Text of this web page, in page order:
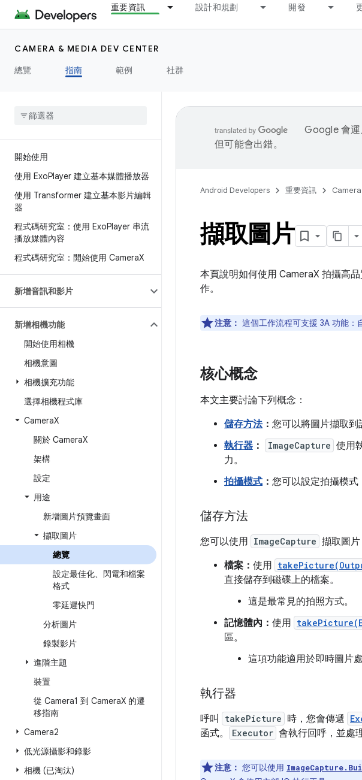
重要資訊 設計和規劃 開發
CAMERA & MEDIA DEV CENTER
總覽
指南 範例 社群
開始使用
使用 ExoPlayer 建立基本媒體播放器
使用 Transformer 建立基本影片編輯
器
程式碼研究室：使用 ExoPlayer 串流
播放媒體內容
程式碼研究室：開始使用 CameraX
新增音訊和影片
新增相機功能
開始使用相機
相機意圖
相機擴充功能
選擇相機程式庫
CameraX
關於 CameraX
架構
設定
用途
新增圖片預覽畫面
擷取圖片
總覽
設定最佳化、閃電和檔案
格式
零延遲快門
分析圖片
錄製影片
進階主題
裝置
從 Camera1 到 CameraX 的遷
移指南
Camera2
低光源攝影和錄影
相機 (已淘汰)
Google 會運
但可能會出錯。
Android Developers 重要資訊
擷取圖片
本頁說明如何使用 CameraX 拍攝高
作。
注意： 這個工作流程可支援 3A 功能：
核心概念
本文主要討論下列概念：
儲存方法： 您可以將圖片擷取到
執行器 ： ImageCapture 使用
力。
拍攝模式 ： 您可以設定拍攝模式
儲存方法
您可以使用 ImageCapture 擷取圖
檔案： 使用
直接儲存到磁碟上的檔案。
這是最常見的拍照方式。
記憶體內： 使用
區。
這項功能適用於即時圖片處
執行器
呼叫 takePicture 時，您會傳遞
函式。 Executor 會執行回呼，並處
注意： 您可以使用